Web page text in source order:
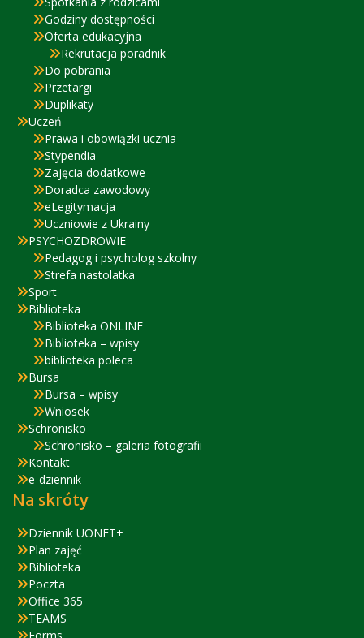
Godziny dostępności
Oferta edukacyjna
Rekrutacja poradnik
Do pobrania
Przetargi
Duplikaty
Uczeń
Prawa i obowiązki ucznia
Stypendia
Zajęcia dodatkowe
Doradca zawodowy
eLegitymacja
Uczniowie z Ukrainy
PSYCHOZDROWIE
Pedagog i psycholog szkolny
Strefa nastolatka
Sport
Biblioteka
Biblioteka ONLINE
Biblioteka – wpisy
biblioteka poleca
Bursa
Bursa – wpisy
Wniosek
Schronisko
Schronisko – galeria fotografii
Kontakt
e-dziennik
Na skróty
Dziennik UONET+
Plan zajęć
Biblioteka
Poczta
Office 365
TEAMS